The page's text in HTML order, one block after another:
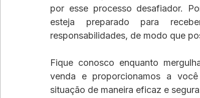
por esse processo desafiador.
esteja preparado para
responsabilidades, de modo que
Fique conosco enquanto
venda e proporcionamos a
situação de maneira eficaz e